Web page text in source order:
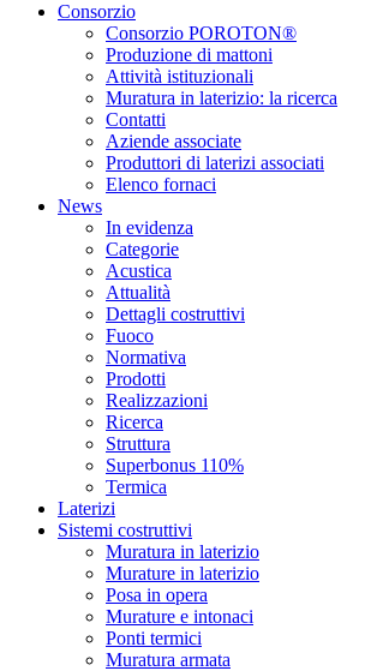
Consorzio
Consorzio POROTON®
Produzione di mattoni
Attività istituzionali
Muratura in laterizio: la ricerca
Contatti
Aziende associate
Produttori di laterizi associati
Elenco fornaci
News
In evidenza
Categorie
Acustica
Attualità
Dettagli costruttivi
Fuoco
Normativa
Prodotti
Realizzazioni
Ricerca
Struttura
Superbonus 110%
Termica
Laterizi
Sistemi costruttivi
Muratura in laterizio
Murature in laterizio
Posa in opera
Murature e intonaci
Ponti termici
Muratura armata